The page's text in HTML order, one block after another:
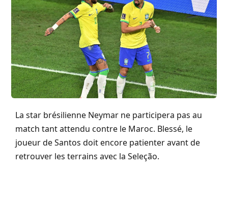
La star brésilienne Neymar ne participera pas au
match tant attendu contre le Maroc. Blessé, le
joueur de Santos doit encore patienter avant de
retrouver les terrains avec la Seleção.